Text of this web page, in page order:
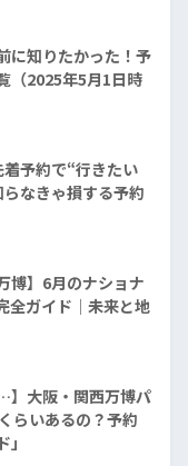
に知りたかった！予
（2025年5月1日時
着予約で“行きたい
なきゃ損する予約
博】6月のナショナ
全ガイド｜未来と地
】大阪・関西万博パ
らいあるの？予約